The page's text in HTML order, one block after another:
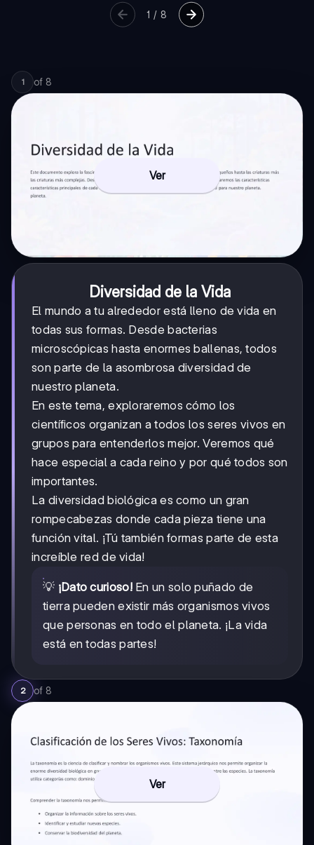
1 / 8
1 of 8
Ver
Diversidad de la Vida
El mundo a tu alrededor está lleno de vida en
todas sus formas. Desde bacterias
microscópicas hasta enormes ballenas, todos
son parte de la asombrosa diversidad de
nuestro planeta.
En este tema, exploraremos cómo los
científicos organizan a todos los seres vivos en
grupos para entenderlos mejor. Veremos qué
hace especial a cada reino y por qué todos son
importantes.
La diversidad biológica es como un gran
rompecabezas donde cada pieza tiene una
función vital. ¡Tú también formas parte de esta
increíble red de vida!
💡 ¡Dato curioso!En un solo puñado de
tierra pueden existir más organismos vivos
que personas en todo el planeta. ¡La vida
está en todas partes!
2 of 8
Ver